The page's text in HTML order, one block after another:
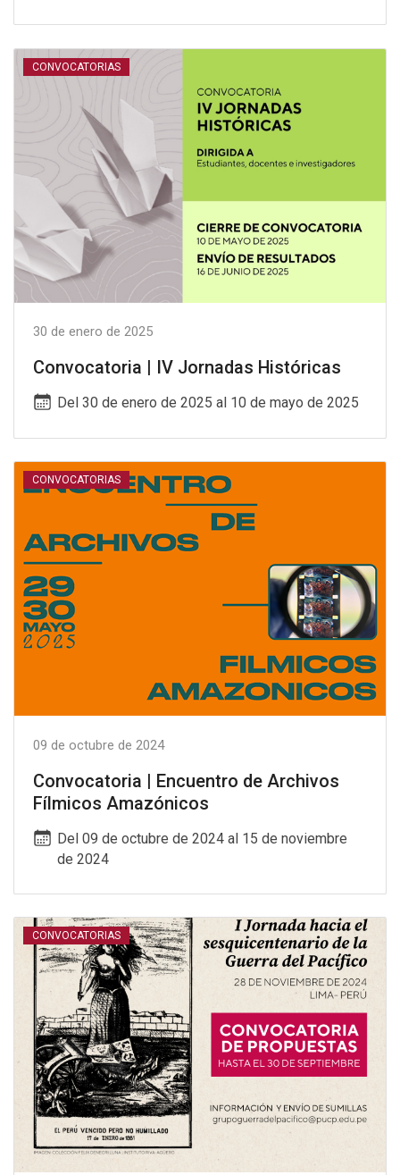
CONVOCATORIAS
30 de enero de 2025
Convocatoria | IV Jornadas Históricas
Del 30 de enero de 2025 al 10 de mayo de 2025
CONVOCATORIAS
09 de octubre de 2024
Convocatoria | Encuentro de Archivos
Fílmicos Amazónicos
Del 09 de octubre de 2024 al 15 de noviembre
de 2024
CONVOCATORIAS